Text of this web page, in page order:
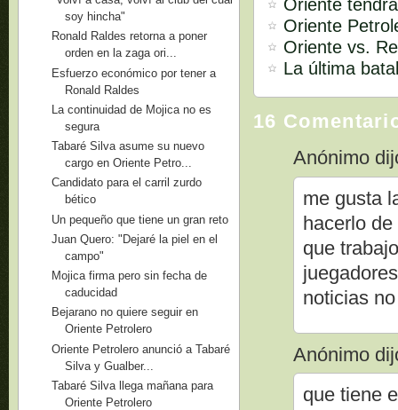
Oriente
Oriente
Oriente vs.
La última
16
Anónimo
me gusta
hacerlo
que
noticias
Anónimo
que tiene
soy hincha"
Ronald Raldes retorna a poner
orden en la zaga ori...
Esfuerzo económico por tener a
Ronald Raldes
La continuidad de Mojica no es
segura
Tabaré Silva asume su nuevo
cargo en Oriente Petro...
Candidato para el carril zurdo
bético
Un pequeño que tiene un gran reto
Juan Quero: "Dejaré la piel en el
campo"
Mojica firma pero sin fecha de
caducidad
Bejarano no quiere seguir en
Oriente Petrolero
Oriente Petrolero anunció a Tabaré
Silva y Gualber...
Tabaré Silva llega mañana para
Oriente Petrolero